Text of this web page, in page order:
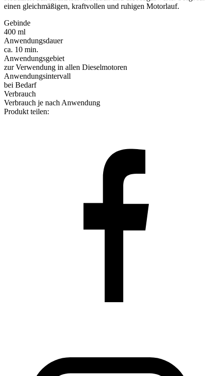
einen gleichmäßigen, kraftvollen und ruhigen Motorlauf.
Gebinde
400 ml
Anwendungsdauer
ca. 10 min.
Anwendungsgebiet
zur Verwendung in allen Dieselmotoren
Anwendungsintervall
bei Bedarf
Verbrauch
Verbrauch je nach Anwendung
Produkt teilen: